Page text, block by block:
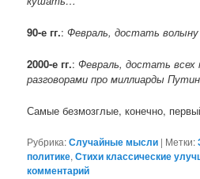
90-е гг.:Февраль, достать
2000-е гг.:Февраль, достать
разговорами про миллиарды
Самые безмозглые, конечно,
Рубрика:Случайные мысли | Метки:
политике,Стихи классические
комментарий